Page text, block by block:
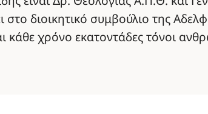
στο διοικητικό συμβούλιο της
κάθε χρόνο εκατοντάδες τόνοι